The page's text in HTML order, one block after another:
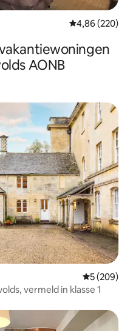
Gemiddelde
4,86 (220)
AONB
5 (209)
vermeld in klasse 1